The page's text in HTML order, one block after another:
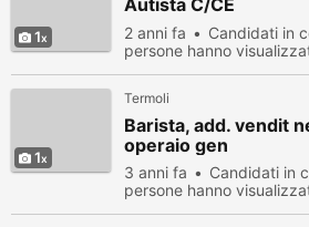
1
Autista C/CE
2 anni fa Candidati in
persone hanno
1
Termoli
Barista, add. vendit
operaio gen
3 anni fa Candidati in
persone hanno